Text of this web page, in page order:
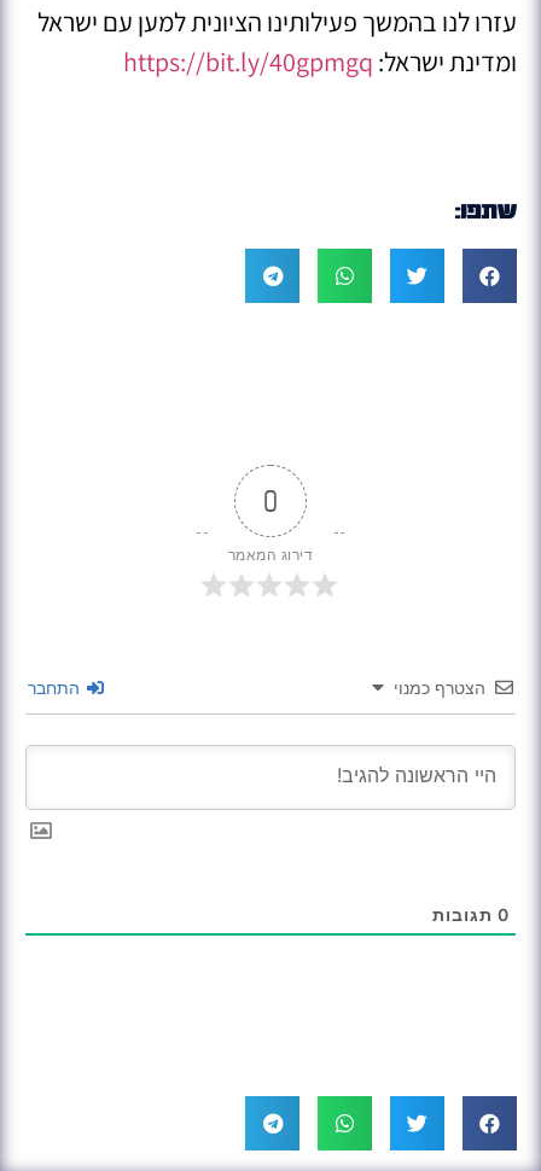
עזרו לנו בהמשך פעילותינו הציונית למען עם ישראל
ומדינת ישראל: https://bit.ly/40gpmgq
שתפו:
0
דירוג המאמר
הצטרף כמנוי התחבר
0 תגובות